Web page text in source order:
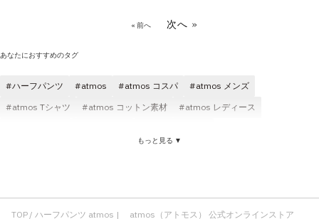
« 前へ 次へ »
あなたにおすすめのタグ
ハーフパンツ atmos atmos コスパ
atmos メンズ
atmos Tシャツ
atmos コットン素材
atmos レディース
ハーフパンツ atmos pink
ハーフパンツ コットン素材
もっと見る ▼
TOP ハーフパンツ atmos | atmos（アトモス） 公式オンラインストア